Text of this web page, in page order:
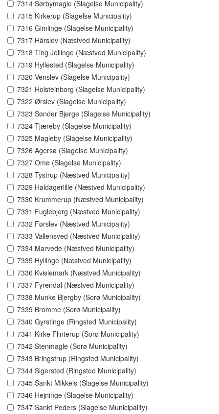
7314 Sørbymagle (Slagelse Municipality)
7315 Kirkerup (Slagelse Municipality)
7316 Gimlinge (Slagelse Municipality)
7317 Hårslev (Næstved Municipality)
7318 Ting Jellinge (Næstved Municipality)
7319 Hyllested (Slagelse Municipality)
7320 Venslev (Slagelse Municipality)
7321 Holsteinborg (Slagelse Municipality)
7322 Ørslev (Slagelse Municipality)
7323 Sønder Bjerge (Slagelse Municipality)
7324 Tjæreby (Slagelse Municipality)
7325 Magleby (Slagelse Municipality)
7326 Agersø (Slagelse Municipality)
7327 Omø (Slagelse Municipality)
7328 Tystrup (Næstved Municipality)
7329 Haldagerlille (Næstved Municipality)
7330 Krummerup (Næstved Municipality)
7331 Fuglebjerg (Næstved Municipality)
7332 Førslev (Næstved Municipality)
7333 Vallensved (Næstved Municipality)
7334 Marvede (Næstved Municipality)
7335 Hyllinge (Næstved Municipality)
7336 Kvislemark (Næstved Municipality)
7337 Fyrendal (Næstved Municipality)
7338 Munke Bjergby (Sorø Municipality)
7339 Bromme (Sorø Municipality)
7340 Gyrstinge (Ringsted Municipality)
7341 Kirke Flinterup (Sorø Municipality)
7342 Stenmagle (Sorø Municipality)
7343 Bringstrup (Ringsted Municipality)
7344 Sigersted (Ringsted Municipality)
7345 Sankt Mikkels (Slagelse Municipality)
7346 Hejninge (Slagelse Municipality)
7347 Sankt Peders (Slagelse Municipality)